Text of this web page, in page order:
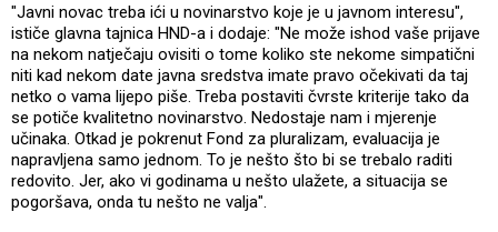
"Javni novac treba ići u novinarstvo koje je u javnom interesu",
ističe glavna tajnica HND-a i dodaje: "Ne može ishod vaše prijave
na nekom natječaju ovisiti o tome koliko ste nekome simpatični
niti kad nekom date javna sredstva imate pravo očekivati da taj
netko o vama lijepo piše. Treba postaviti čvrste kriterije tako da
se potiče kvalitetno novinarstvo. Nedostaje nam i mjerenje
učinaka. Otkad je pokrenut Fond za pluralizam, evaluacija je
napravljena samo jednom. To je nešto što bi se trebalo raditi
redovito. Jer, ako vi godinama u nešto ulažete, a situacija se
pogoršava, onda tu nešto ne valja".